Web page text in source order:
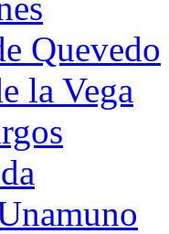
Quevedo
la Vega